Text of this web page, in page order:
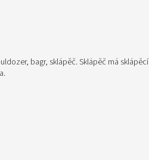
bagr, sklápěč. Sklápěč má sklápěcí